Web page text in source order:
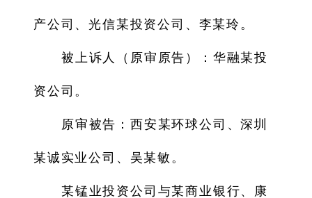
产公司、光信某投资公司、李某玲。
被上诉人（原审原告）：华融某投
资公司。
原审被告：西安某环球公司、深圳
某诚实业公司、吴某敏。
某锰业投资公司与某商业银行、康